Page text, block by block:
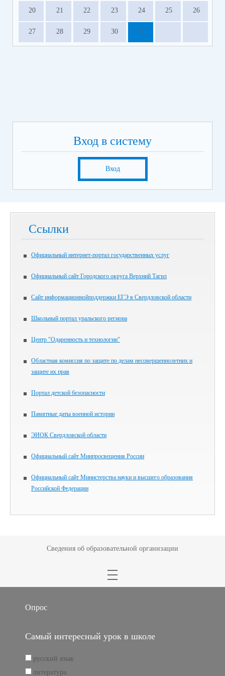
20 21 22 23 24 25 26
27 28 29 30 31
Вход в систему
Вход
Ссылки
Официальный интернет-портал государственных услуг
Официальный сайт Городского округа Верхний Тагил
Сайт информационнойподдержки ЕГЭ в Свердловской области
Школьный портал уральского региона
Центр "Одаренность и технологии"
Областная комиссия по защите по делам несовершеннолетних и
защите их прав
Портал детской безопасности
Памятные даты военной истории
ЭИОК Свердловской области
Официальный сайт Минпросвещения России
Официальный сайт Министерства науки и высшего образования
Российской Федерации
Сведения об образовательной организации
Опрос
Самый интересный урок в школе
русский язык
литература